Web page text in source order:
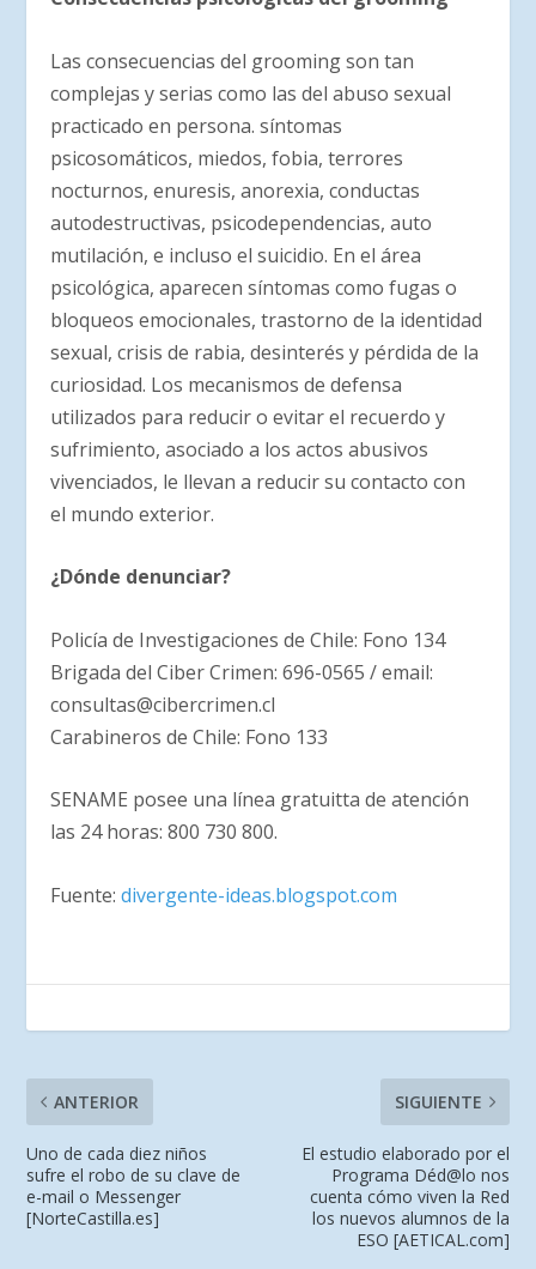
Las consecuencias del grooming son tan
complejas y serias como las del abuso sexual
practicado en persona. síntomas
psicosomáticos, miedos, fobia, terrores
nocturnos, enuresis, anorexia, conductas
autodestructivas, psicodependencias, auto
mutilación, e incluso el suicidio. En el área
psicológica, aparecen síntomas como fugas o
bloqueos emocionales, trastorno de la identidad
sexual, crisis de rabia, desinterés y pérdida de la
curiosidad. Los mecanismos de defensa
utilizados para reducir o evitar el recuerdo y
sufrimiento, asociado a los actos abusivos
vivenciados, le llevan a reducir su contacto con
el mundo exterior.
¿Dónde denunciar?
Policía de Investigaciones de Chile: Fono 134
Brigada del Ciber Crimen: 696-0565 / email:
consultas@cibercrimen.cl
Carabineros de Chile: Fono 133
SENAME posee una línea gratuitta de atención
las 24 horas: 800 730 800.
Fuente:divergente-ideas.blogspot.com
ANTERIOR
Uno de cada diez niños
sufre el robo de su clave de
e-mail o Messenger
[NorteCastilla.es]
SIGUIENTE
El estudio elaborado por el
Programa Déd@lo nos
cuenta cómo viven la Red
los nuevos alumnos de la
ESO [AETICAL.com]